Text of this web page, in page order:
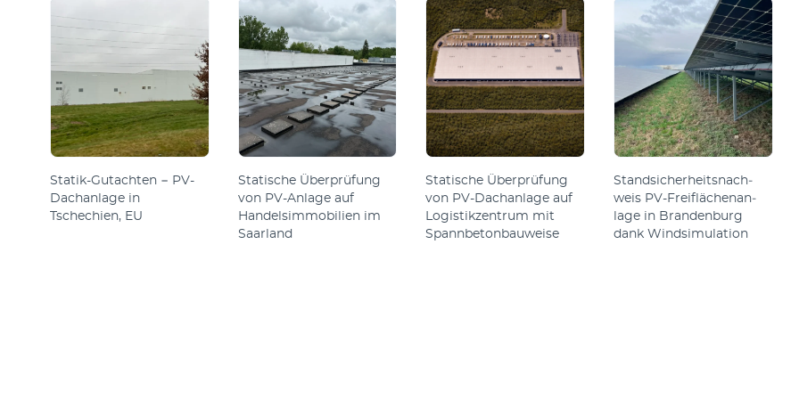
Statik-Gutachten − PV-
Dachanlage in
Tschechien, EU
Statische Überprüfung
von PV-Anlage auf
Handelsimmobilien im
Saarland
Sta­tische Über­prüfung
von PV-Dach­an­lage auf
Lo­gis­tik­zen­trum mit
Spann­be­ton­bau­weise
Stand­sicher­heits­nach­
weis PV-Frei­fläch­en­an­
lage in Bran­den­burg
dank Wind­sim­ula­tion